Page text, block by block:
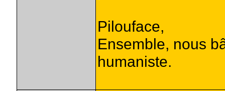
Pilouface,
Ensemble, nous
humaniste.